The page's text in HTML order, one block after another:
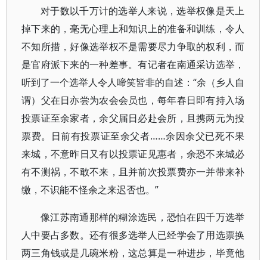
对于数以千万计的选举人来说，选举权像是天上
掉下来的，毫无心理上和知识上的准备和训练，令人
不知所措，好像选举权不是需要尽力争取的权利，而
是官府派下来的一种差事。有记者在南通采访选举，
听到了一个选举人令人啼笑皆非的自述：“余（乡人自
谓）父在日亦尝为农会会员也，每年春日即有持入场
投票证至余家者，余父届日必赴会所，且携两元为投
票费。日前有投票证至余父者……余因余父已死不果
来城，不意昨日又有以投票证见惠者，余恐不来城必
有不测祸，不敢不来，且并前次投票费亦一并带来补
缴，不识能不怪余之来迟否也。”
像江苏南通那样的糊涂选民，恐怕在四千万选举
人中要占多数。还有很多选举人已经学会了用选票换
两三角钱或是几碗米粉，这总算是一种进步，毕竟他